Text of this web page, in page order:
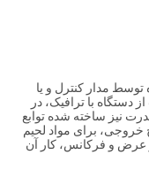
مدار کنترل و یا
دستگاه با ترافیک، در
نیز ساخته شده توابع
خروجی، برای مواد لحیم
و فرکانس، کار آن